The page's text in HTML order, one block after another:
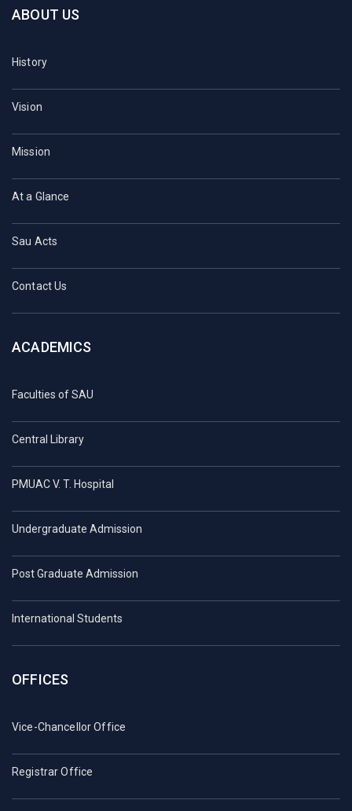
ABOUT US
History
Vision
Mission
At a Glance
Sau Acts
Contact Us
ACADEMICS
Faculties of SAU
Central Library
PMUAC V. T. Hospital
Undergraduate Admission
Post Graduate Admission
International Students
OFFICES
Vice-Chancellor Office
Registrar Office